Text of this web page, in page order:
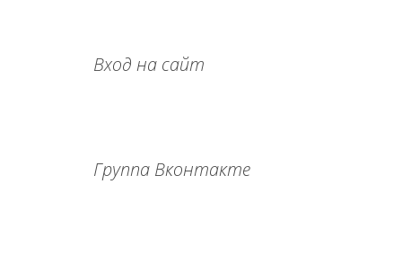
Вход на сайт
Группа Вконтакте